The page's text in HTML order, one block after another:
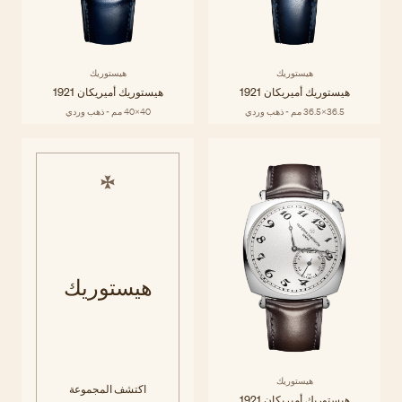
هيستوريك
هيستوريك أميريكان 1921
36.5x36.5 مم - ذهب وردي
هيستوريك
هيستوريك أميريكان 1921
40x40 مم - ذهب وردي
هيستوريك
هيستوريك
اكتشف المجموعة